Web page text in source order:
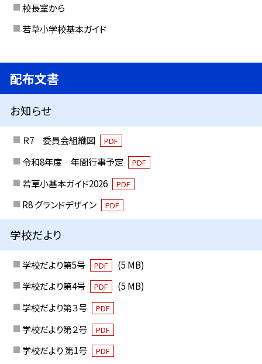
校長室から
若草小学校基本ガイド
配布文書
お知らせ
Ｒ7 委員会組織図 PDF
令和8年度 年間行事予定 PDF
若草小基本ガイド2026 PDF
R8 グランドデザイン PDF
学校だより
学校だより第5号 PDF
(5 MB)
学校だより第4号
PDF
(5 MB)
学校だより第３号
PDF
学校だより第２号 PDF
学校だより 第1号 PDF